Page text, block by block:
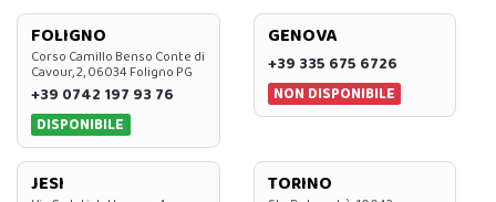
FOLIGNO
Corso Camillo Benso Conte di
Cavour, 2, 06034 Foligno PG
+39 0742 197 93 76
DISPONIBILE
GENOVA
+39 335 675 6726
NON DISPONIBILE
JESI TORINO